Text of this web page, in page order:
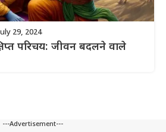
29, 2024
परिचय: जीवन बदलने वाले
---Advertisement---